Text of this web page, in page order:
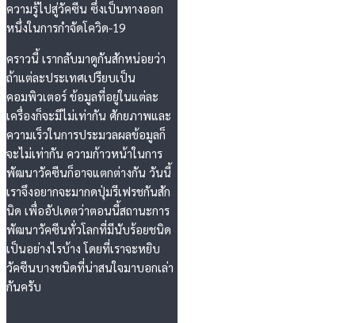
ความรู้ไปสู่วัคซีน ซึ่งเป็นทางออก
หนึ่งในการกำจัดโควิด-19
คราวนี้ เรากลับมาดูกันสักหน่อยว่า
ถ้าแต่ละประเทศเปรียบเป็น
คอมพิวเตอร์ ข้อมูลที่อยู่ในแต่ละ
เครื่องก็จะมีไม่เท่ากัน ศักยภาพและ
ความเร็วในการประมวลผลข้อมูลก็
จะไม่เท่ากัน ความก้าวหน้าในการ
พัฒนาวัคซีนก็อาจแตกต่างกัน วันนี้
เราจึงอยากจะมากดปุ่มรีเฟรชกันสัก
นิด เพื่ออัปเดตว่าตอนนี้สถานะการ
พัฒนาวัคซีนทั่วโลกที่มีนับร้อยชนิด
เป็นอย่างไรบ้าง โดยที่เราจะหยิบ
วัคซีนบางชนิดที่น่าสนใจมาบอกเล่า
กันครับ